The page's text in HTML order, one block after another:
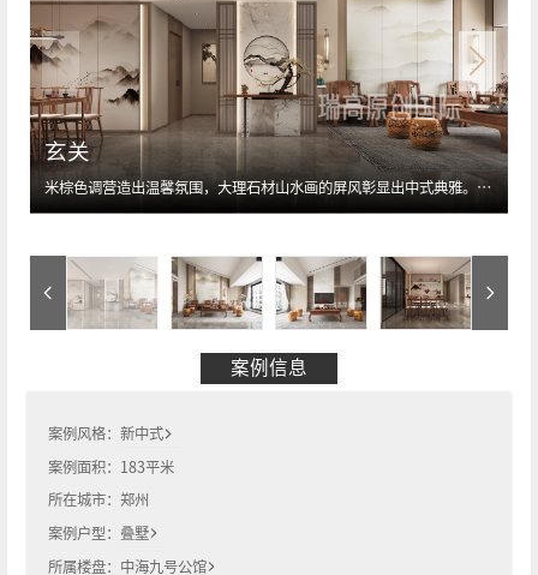
玄关
米棕色调营造出温馨氛围，大理石材山水画的屏风彰显出中式典雅。木质家具的传统雕花和镂空工艺，凸显中式韵味。设计师以细腻的手法，将中式传统与现代设计完美交融，打造出既古典又现代的门厅空间。
案例信息
案例风格：新中式
案例面积： 183平米
所在城市：郑州
案例户型： 叠墅
所属楼盘： 中海九号公馆